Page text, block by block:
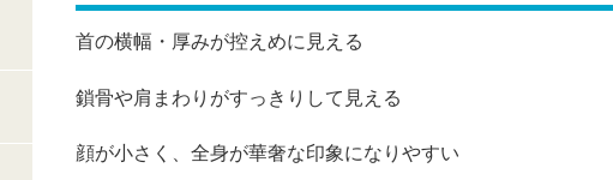
首の横幅・厚みが控えめに見える
鎖骨や肩まわりがすっきりして見える
顔が小さく、全身が華奢な印象になりやすい